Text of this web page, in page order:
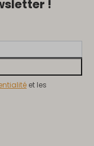
!
et les